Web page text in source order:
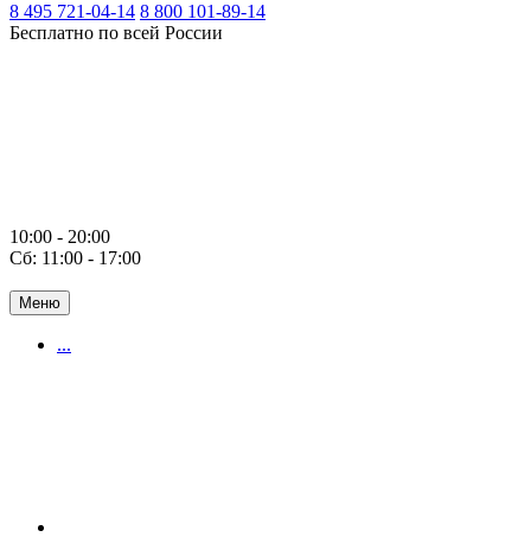
8 495 721-04-14 8 800 101-89-14
Бесплатно по всей России
10:00 - 20:00
Сб: 11:00 - 17:00
Меню
...